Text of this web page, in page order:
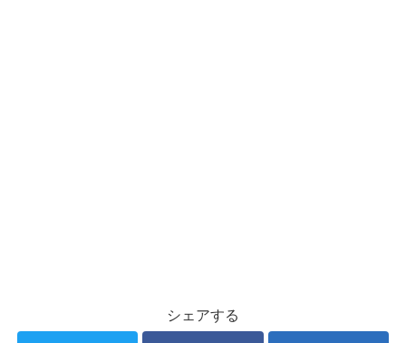
シェアする